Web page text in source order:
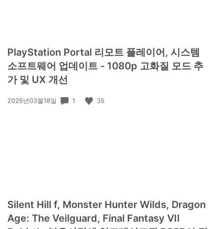
PlayStation Portal 리모트 플레이어, 시스템
소프트웨어 업데이트 - 1080p 고화질 모드 추
가 및 UX 개선
공
2026년03월18일 1 35
Silent Hill f, Monster Hunter Wilds, Dragon
Age: The Veilguard, Final Fantasy VII